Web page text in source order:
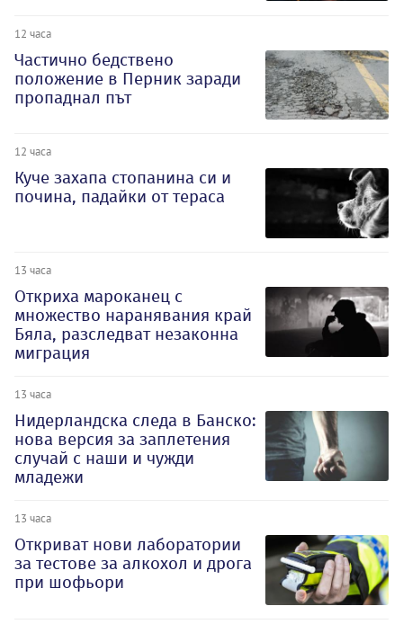
12 часа
Частично бедствено
положение в Перник заради
пропаднал път
12 часа
Куче захапа стопанина си и
почина, падайки от тераса
13 часа
Откриха мароканец с
множество наранявания край
Бяла, разследват незаконна
миграция
13 часа
Нидерландска следа в Банско:
нова версия за заплетения
случай с наши и чужди
младежи
13 часа
Откриват нови лаборатории
за тестове за алкохол и дрога
при шофьори